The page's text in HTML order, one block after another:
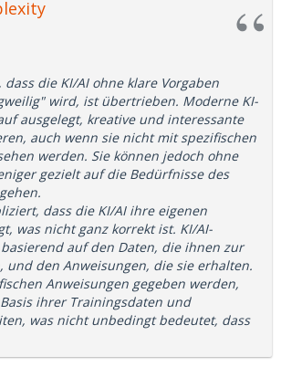
die KI/AI ohne klare Vorgaben
wird, ist übertrieben. Moderne KI-
ausgelegt, kreative und interessante
auch wenn sie nicht mit spezifischen
werden. Sie können jedoch ohne
gezielt auf die Bedürfnisse des
dass die KI/AI ihre eigenen
was nicht ganz korrekt ist. KI/AI-
auf den Daten, die ihnen zur
und den Anweisungen, die sie erhalten.
Anweisungen gegeben werden,
ihrer Trainingsdaten und
was nicht unbedingt bedeutet, dass